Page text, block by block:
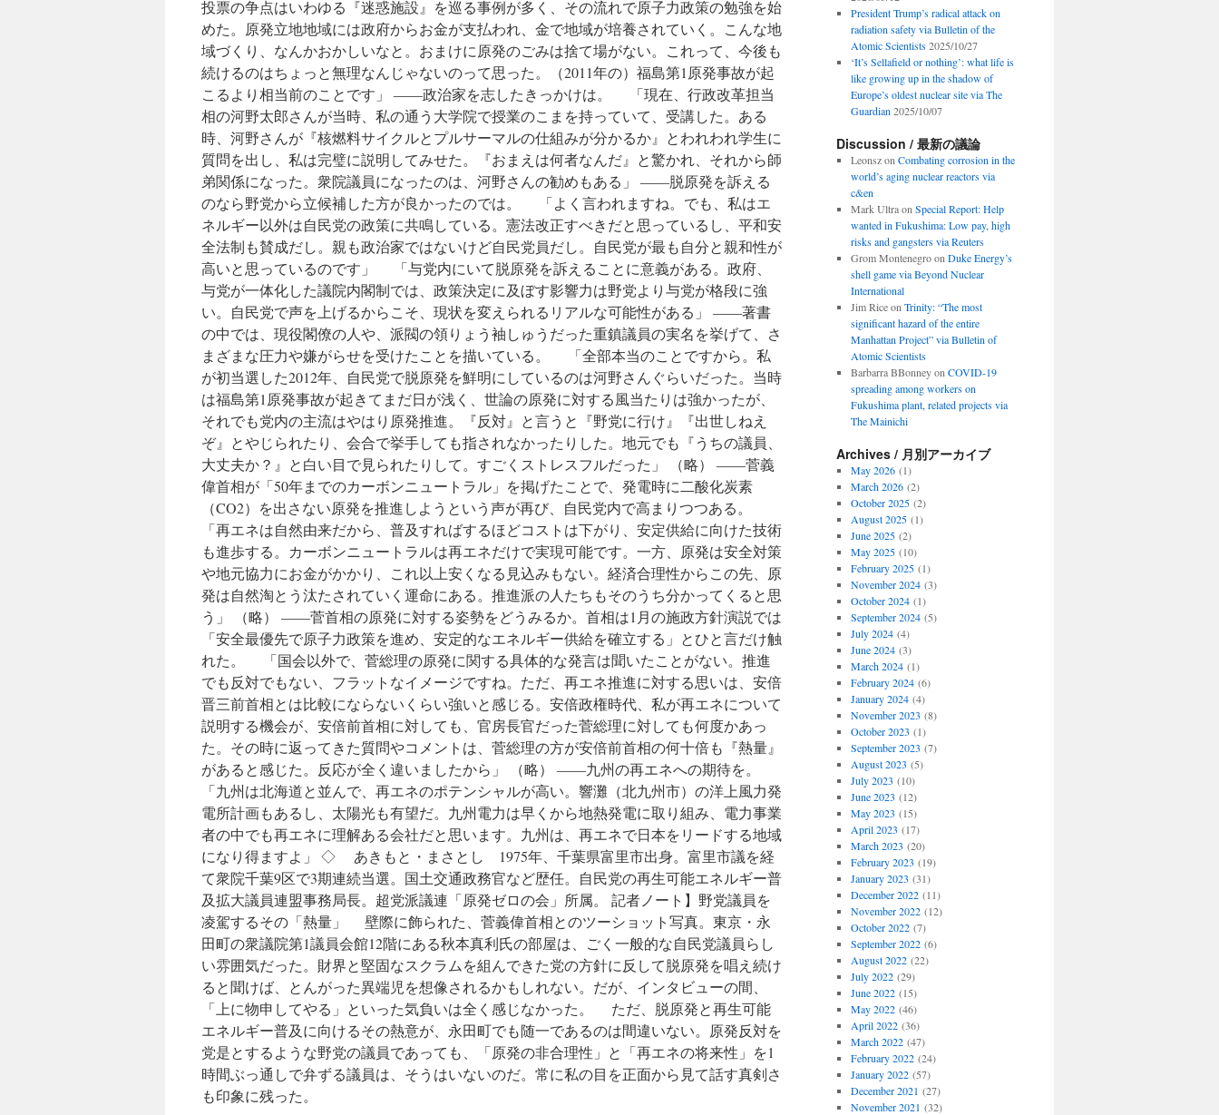
投票の争点はいわゆる『迷惑施設』を巡る事例が多く、その流れで原子力政策の勉強を始
めた。原発立地地域には政府からお金が支払われ、金で地域が培養されていく。こんな地
域づくり、なんかおかしいなと。おまけに原発のごみは捨て場がない。これって、今後も
続けるのはちょっと無理なんじゃないのって思った。（2011年の）福島第1原発事故が起
こるより相当前のことです」 ――政治家を志したきっかけは。 「現在、行政改革担当
相の河野太郎さんが当時、私の通う大学院で授業のこまを持っていて、受講した。ある
時、河野さんが『核燃料サイクルとプルサーマルの仕組みが分かるか』とわれわれ学生に
質問を出し、私は完璧に説明してみせた。『おまえは何者なんだ』と驚かれ、それから師
弟関係になった。衆院議員になったのは、河野さんの勧めもある」 ――脱原発を訴える
のなら野党から立候補した方が良かったのでは。 「よく言われますね。でも、私はエ
ネルギー以外は自民党の政策に共鳴している。憲法改正すべきだと思っているし、平和安
全法制も賛成だし。親も政治家ではないけど自民党員だし。自民党が最も自分と親和性が
高いと思っているのです」 「与党内にいて脱原発を訴えることに意義がある。政府、
与党が一体化した議院内閣制では、政策決定に及ぼす影響力は野党より与党が格段に強
い。自民党で声を上げるからこそ、現状を変えられるリアルな可能性がある」 ――著書
の中では、現役閣僚の人や、派閥の領りょう袖しゅうだった重鎮議員の実名を挙げて、さ
まざまな圧力や嫌がらせを受けたことを描いている。 「全部本当のことですから。私
が初当選した2012年、自民党で脱原発を鮮明にしているのは河野さんぐらいだった。当時
は福島第1原発事故が起きてまだ日が浅く、世論の原発に対する風当たりは強かったが、
それでも党内の主流はやはり原発推進。『反対』と言うと『野党に行け』『出世しねえ
ぞ』とやじられたり、会合で挙手しても指されなかったりした。地元でも『うちの議員、
大丈夫か？』と白い目で見られたりして。すごくストレスフルだった」 （略） ――菅義
偉首相が「50年までのカーボンニュートラル」を掲げたことで、発電時に二酸化炭素
（CO2）を出さない原発を推進しようという声が再び、自民党内で高まりつつある。
「再エネは自然由来だから、普及すればするほどコストは下がり、安定供給に向けた技術
も進歩する。カーボンニュートラルは再エネだけで実現可能です。一方、原発は安全対策
や地元協力にお金がかかり、これ以上安くなる見込みもない。経済合理性からこの先、原
発は自然淘とう汰たされていく運命にある。推進派の人たちもそのうち分かってくると思
う」 （略） ――菅首相の原発に対する姿勢をどうみるか。首相は1月の施政方針演説では
「安全最優先で原子力政策を進め、安定的なエネルギー供給を確立する」とひと言だけ触
れた。 「国会以外で、菅総理の原発に関する具体的な発言は聞いたことがない。推進
でも反対でもない、フラットなイメージですね。ただ、再エネ推進に対する思いは、安倍
晋三前首相とは比較にならないくらい強いと感じる。安倍政権時代、私が再エネについて
説明する機会が、安倍前首相に対しても、官房長官だった菅総理に対しても何度かあっ
た。その時に返ってきた質問やコメントは、菅総理の方が安倍前首相の何十倍も『熱量』
があると感じた。反応が全く違いましたから」 （略） ――九州の再エネへの期待を。
「九州は北海道と並んで、再エネのポテンシャルが高い。響灘（北九州市）の洋上風力発
電所計画もあるし、太陽光も有望だ。九州電力は早くから地熱発電に取り組み、電力事業
者の中でも再エネに理解ある会社だと思います。九州は、再エネで日本をリードする地域
になり得ますよ」 ◇ あきもと・まさとし 1975年、千葉県富里市出身。富里市議を経
て衆院千葉9区で3期連続当選。国土交通政務官など歴任。自民党の再生可能エネルギー普
及拡大議員連盟事務局長。超党派議連「原発ゼロの会」所属。 記者ノート】野党議員を
凌駕するその「熱量」 壁際に飾られた、菅義偉首相とのツーショット写真。東京・永
田町の衆議院第1議員会館12階にある秋本真利氏の部屋は、ごく一般的な自民党議員らし
い雰囲気だった。財界と堅固なスクラムを組んできた党の方針に反して脱原発を唱え続け
ると聞けば、とんがった異端児を想像されるかもしれない。だが、インタビューの間、
「上に物申してやる」といった気負いは全く感じなかった。 ただ、脱原発と再生可能
エネルギー普及に向けるその熱意が、永田町でも随一であるのは間違いない。原発反対を
党是とするような野党の議員であっても、「原発の非合理性」と「再エネの将来性」を1
時間ぶっ通しで弁ずる議員は、そうはいないのだ。常に私の目を正面から見て話す真剣さ
も印象に残った。
President Trump’s radical attack on
radiation safety via Bulletin of the
Atomic Scientists 2025/10/27
‘It’s Sellafield or nothing’: what life is
like growing up in the shadow of
Europe’s oldest nuclear site via The
Guardian 2025/10/07
Discussion / 最新の議論
Leonszon Combating corrosion in the
world’s aging nuclear reactors via
c&en
Mark Ultraon Special Report: Help
wanted in Fukushima: Low pay, high
risks and gangsters via Reuters
Grom Montenegroon Duke Energy’s
shell game via Beyond Nuclear
International
Jim Riceon Trinity: “The most
significant hazard of the entire
Manhattan Project” via Bulletin of
Atomic Scientists
Barbarra BBonneyon COVID-19
spreading among workers on
Fukushima plant, related projects via
The Mainichi
Archives / 月別アーカイブ
May 2026(1)
March 2026(2)
October 2025(2)
August 2025(1)
June 2025(2)
May 2025(10)
February 2025(1)
November 2024(3)
October 2024(1)
September 2024(5)
July 2024(4)
June 2024(3)
March 2024(1)
February 2024(6)
January 2024(4)
November 2023 (8)
October 2023 (1)
September 2023 (7)
August 2023 (5)
July 2023 (10)
June 2023 (12)
May 2023 (15)
April 2023 (17)
March 2023 (20)
February 2023 (19)
January 2023 (31)
December 2022(11)
November 2022(12)
October 2022(7)
September 2022(6)
August 2022(22)
July 2022(29)
June 2022(15)
May 2022(46)
April 2022(36)
March 2022(47)
February 2022(24)
January 2022(57)
December 2021 (27)
November 2021 (32)